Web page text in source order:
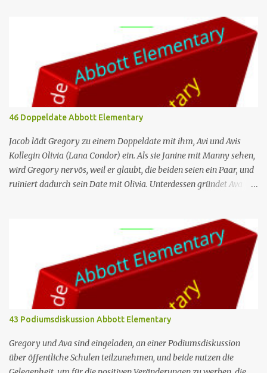
Programm nutzen, um auf die E-Mails zu antworten, die er ihnen
regelmäßig schickt. Nr. (ges.) 44 Deutscher Titel Alex Serie Abbott
Elementary Staffel Staffel 3 Nr. (St.) 9 Original­titel Alex Regie
Randall Einhorn Drehbuch Justin Tan Erstaus­strahlung (USA) 10.
Apr. 2024 Deutsch­sprachige Erst­veröffent­lichung (D/A/CH) 14.
Aug. 2024 Abbott Elementary ist eine US-amerikanische Sitcom
im Mockumentary-Stil, die von Quinta Brunson erdacht wurde 🏫
Eine Gruppe von sehr engagierten Lehrern sowie eine etwas
unbeholfene Schulleiterin versuchen trotz aller herrschenden
Widerstände, an einer öffentlichen ...
46 Doppeldate Abbott Elementary
Jacob lädt Gregory zu einem Doppeldate mit ihm, Avi und Avis
Kollegin Olivia (Lana Condor) ein. Als sie Janine mit Manny sehen,
wird Gregory nervös, weil er glaubt, die beiden seien ein Paar, und
ruiniert dadurch sein Date mit Olivia. Unterdessen gründet Ava
sie lesen – „Parable of the Sower“ –, unterschiedlich
interpretieren. Nr. (ges.) 46 Deutscher Titel Doppeldate Serie
Abbott Elementary Staffel Staffel 3 Nr. (St.) 11 Original­titel Double
Date Regie Razan Ghalayini Drehbuch Garrett Werner Erstaus­
strahlung (USA) 1. Mai 2024 Deutsch­sprachige Erst­veröffent­
lichung (D/A/CH) 14. Aug. 2024 Abbott Elementary ist eine US-
amerikanische Sitcom im Mockumentary-Stil, die von Quinta
Brunson erdacht wurde 🏫Eine Gruppe von sehr engagierten
Lehrern sowie eine etwas unbeholfene Schulleiterin versuchen
trotz aller herrschenden Widerstä...
43 Podiumsdiskussion Abbott Elementary
Gregory und Ava sind eingeladen, an einer Podiumsdiskussion
über öffentliche Schulen teilzunehmen, und beide nutzen die